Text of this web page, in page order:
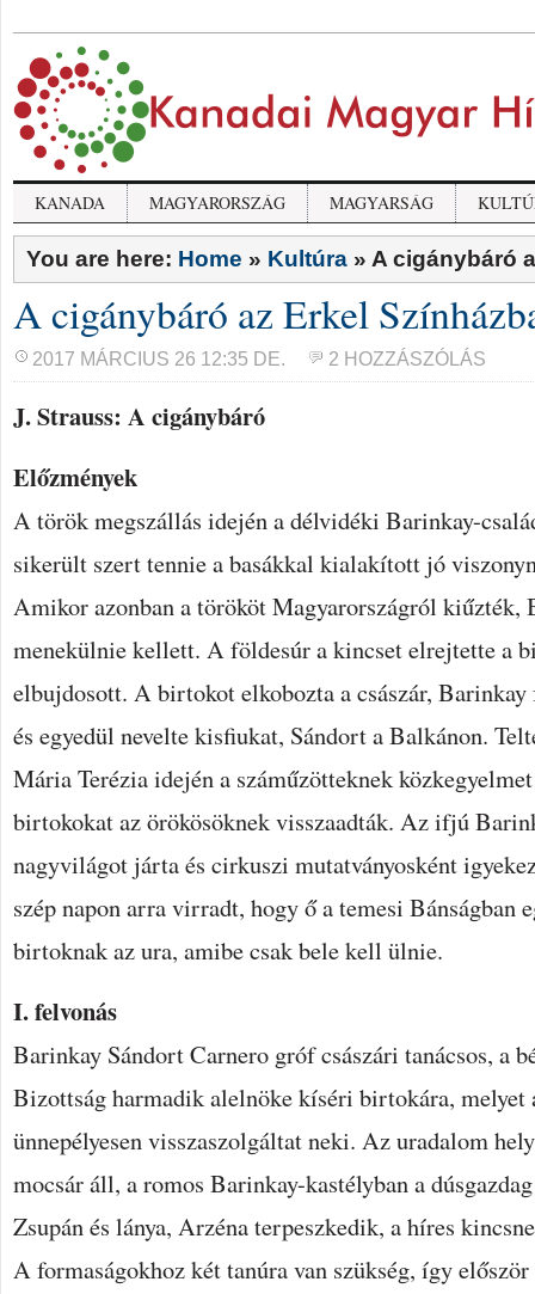
KANADA MAGYARORSZÁG MAGYARSÁG
You are here: Home » Kultúra » A cigánybáró
A cigánybáró az Erkel
2017 MÁRCIUS 26 12:35 DE. 2 HOZZÁSZÓLÁS
J. Strauss: A cigánybáró
Előzmények
A török megszállás idején a délvidéki Barinkay-
sikerült szert tennie a basákkal kialakított jó
Amikor azonban a törököt Magyarországról kiűzték,
menekülnie kellett. A földesúr a kincset elrejtette a
elbujdosott. A birtokot elkobozta a császár, Barinkay
és egyedül nevelte kisfiukat, Sándort a Balkánon.
Mária Terézia idején a száműzötteknek
birtokokat az örökösöknek visszaadták. Az ifjú
nagyvilágot járta és cirkuszi mutatványosként
szép napon arra virradt, hogy ő a temesi Bánságban
birtoknak az ura, amibe csak bele kell ülnie.
I. felvonás
Barinkay Sándort Carnero gróf császári tanácsos, a
Bizottság harmadik alelnöke kíséri birtokára, melyet
ünnepélyesen visszaszolgáltat neki. Az uradalom
mocsár áll, a romos Barinkay-kastélyban a
Zsupán és lánya, Arzéna terpeszkedik, a híres
A formaságokhoz két tanúra van szükség, így